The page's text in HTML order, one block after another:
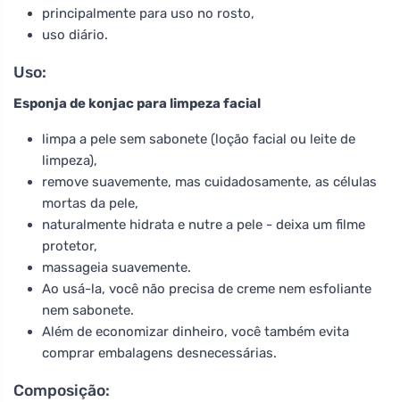
principalmente para uso no rosto,
uso diário.
Uso:
Esponja de konjac para limpeza facial
limpa a pele sem sabonete (loção facial ou leite de
limpeza),
remove suavemente, mas cuidadosamente, as células
mortas da pele,
naturalmente hidrata e nutre a pele - deixa um filme
protetor,
massageia suavemente.
Ao usá-la, você não precisa de creme nem esfoliante
nem sabonete.
Além de economizar dinheiro, você também evita
comprar embalagens desnecessárias.
Composição: